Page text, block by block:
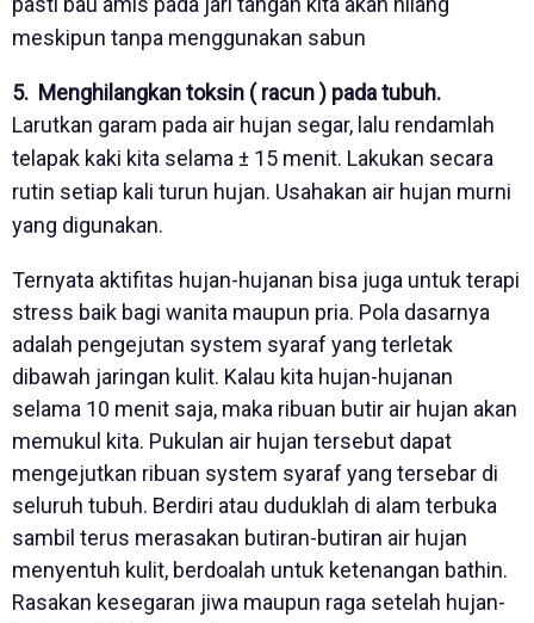
meskipun tanpa menggunakan sabun
5. Menghilangkan toksin ( racun ) pada tubuh.
Larutkan garam pada air hujan segar, lalu rendamlah
telapak kaki kita selama ± 15 menit. Lakukan secara
rutin setiap kali turun hujan. Usahakan air hujan murni
yang digunakan.
Ternyata aktifitas hujan-hujanan bisa juga untuk terapi
stress baik bagi wanita maupun pria. Pola dasarnya
adalah pengejutan system syaraf yang terletak
dibawah jaringan kulit. Kalau kita hujan-hujanan
selama 10 menit saja, maka ribuan butir air hujan akan
memukul kita. Pukulan air hujan tersebut dapat
mengejutkan ribuan system syaraf yang tersebar di
seluruh tubuh. Berdiri atau duduklah di alam terbuka
sambil terus merasakan butiran-butiran air hujan
menyentuh kulit, berdoalah untuk ketenangan bathin.
Rasakan kesegaran jiwa maupun raga setelah hujan-